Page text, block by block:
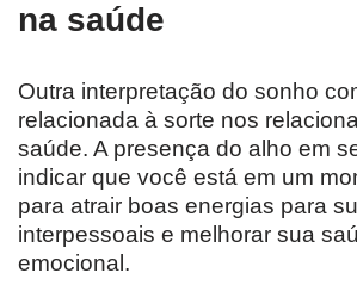
na saúde
Outra interpretação do sonho
relacionada à sorte nos
saúde. A presença do alho em
indicar que você está em um
para atrair boas energias para
interpessoais e melhorar sua
emocional.